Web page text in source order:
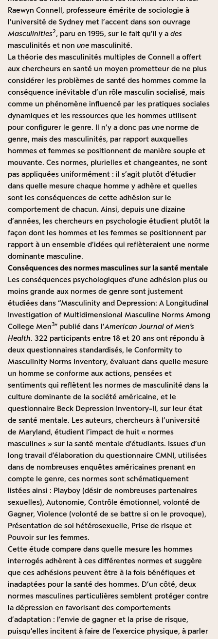
Raewyn Connell, professeure émérite de sociologie à
l’université de Sydney met l’accent dans son ouvrage
Masculinities2, paru en 1995, sur le fait qu’il y a des
masculinités et non une masculinité.
La théorie des masculinités multiples de Connell a offert
aux chercheurs en santé un moyen prometteur de ne plus
considérer les problèmes de santé des hommes comme la
conséquence inévitable d’un rôle masculin socialisé, mais
comme un phénomène influencé par les pratiques sociales
dynamiques et les ressources que les hommes utilisent
pour configurer le genre. Il n’y a donc pas une norme de
genre, mais des masculinités, par rapport auxquelles
hommes et femmes se positionnent de manière souple et
mouvante. Ces normes, plurielles et changeantes, ne sont
pas appliquées uniformément : il s’agit plutôt d’étudier
dans quelle mesure chaque homme y adhère et quelles
sont les conséquences de cette adhésion sur le
comportement de chacun. Ainsi, depuis une dizaine
d’années, les chercheurs en psychologie étudient plutôt la
façon dont les hommes et les femmes se positionnent par
rapport à un ensemble d’idées qui reflèteraient une norme
dominante masculine.
Conséquences des normes masculines sur la santé mentale
Les conséquences psychologiques d’une adhésion plus ou
moins grande aux normes de genre sont justement
étudiées dans “Masculinity and Depression: A Longitudinal
Investigation of Multidimensional Masculine Norms Among
College Men3” publié dans l’American Journal of Men’s
Health. 322 participants entre 18 et 20 ans ont répondu à
deux questionnaires standardisés, le Conformity to
Masculinity Norms Inventory, évaluant dans quelle mesure
un homme se conforme aux actions, pensées et
sentiments qui reflètent les normes de masculinité dans la
culture dominante de la société américaine, et le
questionnaire Beck Depression Inventory-II, sur leur état
de santé mentale. Les auteurs, chercheurs à l’université
de Maryland, étudient l’impact de huit « normes
masculines » sur la santé mentale d’étudiants. Issues d’un
long travail d’élaboration du questionnaire CMNI, utilisées
dans de nombreuses enquêtes américaines prenant en
compte le genre, ces normes sont schématiquement
listées ainsi : Playboy (désir de nombreuses partenaires
sexuelles), Autonomie, Contrôle émotionnel, volonté de
Gagner, Violence (volonté de se battre si on le provoque),
Présentation de soi hétérosexuelle, Prise de risque et
Pouvoir sur les femmes.
Cette étude compare dans quelle mesure les hommes
interrogés adhèrent à ces différentes normes et suggère
que ces adhésions peuvent être à la fois bénéfiques et
inadaptées pour la santé des hommes. D’un côté, deux
normes masculines particulières semblent protéger contre
la dépression en favorisant des comportements
d’adaptation : l’envie de gagner et la prise de risque,
puisqu’elles incitent à faire de l’exercice physique, à parler